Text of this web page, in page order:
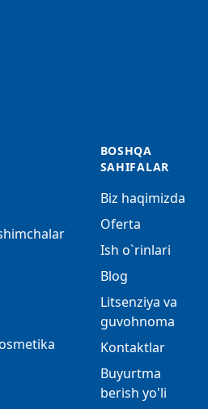
BOSHQA
SAHIFALAR
Biz haqimizda
Oferta
Ish o`rinlari
Blog
Litsenziya va
guvohnoma
Kontaktlar
Buyurtma
berish yo'li